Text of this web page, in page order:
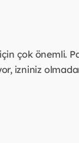
çok önemli.
izniniz